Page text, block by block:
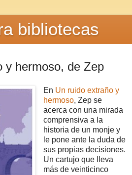
bibliotecas
y hermoso, de Zep
En Un ruido extraño y
hermoso, Zep se
acerca con una mirada
comprensiva a la
historia de un monje y
le pone ante la duda de
sus propias decisiones.
Un cartujo que lleva
más de veinticinco